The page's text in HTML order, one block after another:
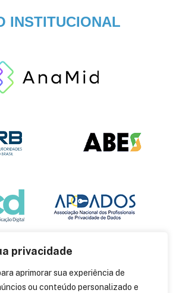
privacidade
aprimorar sua experiência de
ou conteúdo personalizado e
INSTITUCIONAL